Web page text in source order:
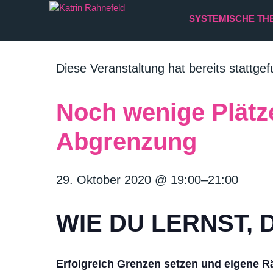
SYSTEMISCHE
Diese Veranstaltung hat bereits
Noch wenige
Abgrenzung
29. Oktober 2020 @ 19:00–21:00
WIE DU LERNST,
Erfolgreich Grenzen setzen und eigene